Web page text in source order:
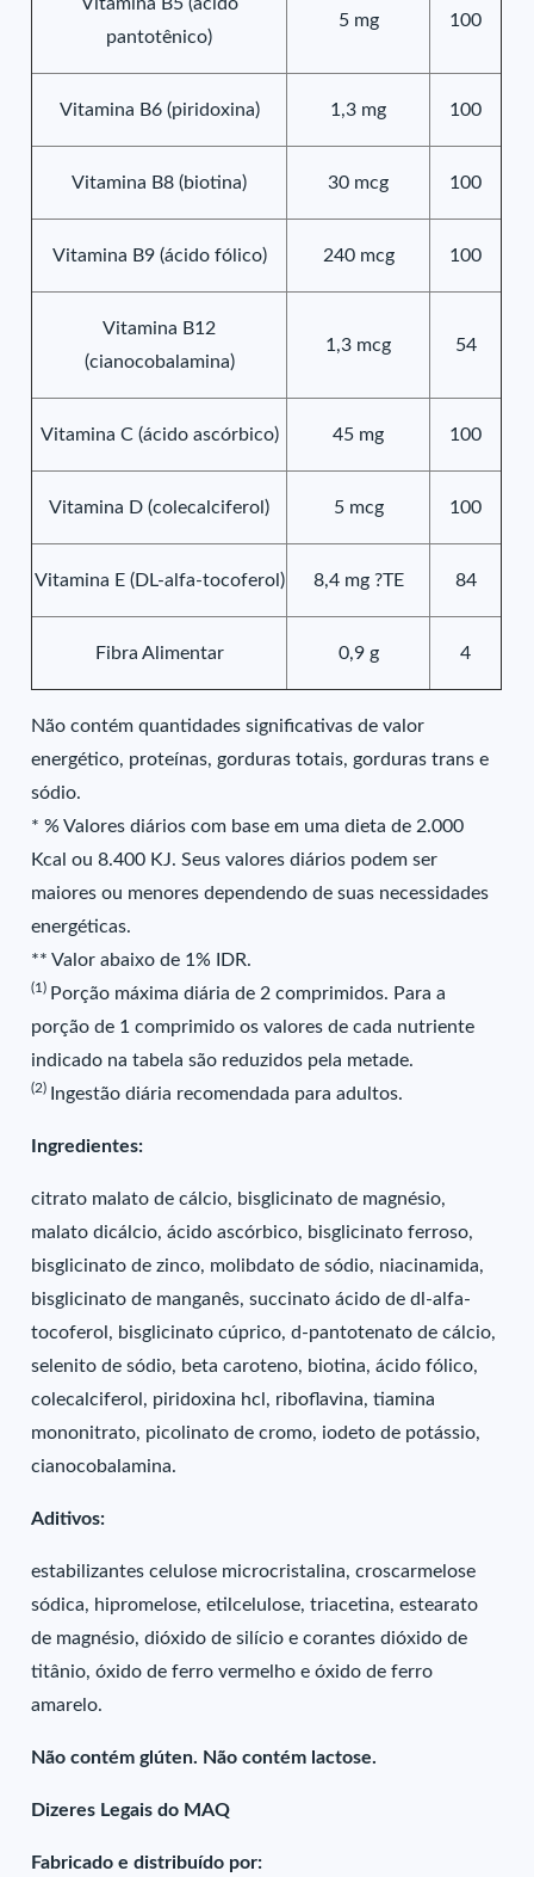
pantotênico)
5 mg 100
Vitamina B6 (piridoxina) 1,3 mg 100
Vitamina B8 (biotina) 30 mcg 100
Vitamina B9 (ácido fólico) 240 mcg 100
Vitamina B12
(cianocobalamina)
1,3 mcg 54
Vitamina C (ácido ascórbico) 45 mg 100
Vitamina D (colecalciferol) 5 mcg 100
Vitamina E (DL-alfa-tocoferol) 8,4 mg ?TE 84
Fibra Alimentar 0,9 g 4
Não contém quantidades significativas de valor
energético, proteínas, gorduras totais, gorduras trans e
sódio.
* % Valores diários com base em uma dieta de 2.000
Kcal ou 8.400 KJ. Seus valores diários podem ser
maiores ou menores dependendo de suas necessidades
energéticas.
** Valor abaixo de 1% IDR.
(1) Porção máxima diária de 2 comprimidos. Para a
porção de 1 comprimido os valores de cada nutriente
indicado na tabela são reduzidos pela metade.
(2) Ingestão diária recomendada para adultos.
Ingredientes:
citrato malato de cálcio, bisglicinato de magnésio,
malato dicálcio, ácido ascórbico, bisglicinato ferroso,
bisglicinato de zinco, molibdato de sódio, niacinamida,
bisglicinato de manganês, succinato ácido de dl-alfa-
tocoferol, bisglicinato cúprico, d-pantotenato de cálcio,
selenito de sódio, beta caroteno, biotina, ácido fólico,
colecalciferol, piridoxina hcl, riboflavina, tiamina
mononitrato, picolinato de cromo, iodeto de potássio,
cianocobalamina.
Aditivos:
estabilizantes celulose microcristalina, croscarmelose
sódica, hipromelose, etilcelulose, triacetina, estearato
de magnésio, dióxido de silício e corantes dióxido de
titânio, óxido de ferro vermelho e óxido de ferro
amarelo.
Não contém glúten. Não contém lactose.
Dizeres Legais do MAQ
Fabricado e distribuído por: